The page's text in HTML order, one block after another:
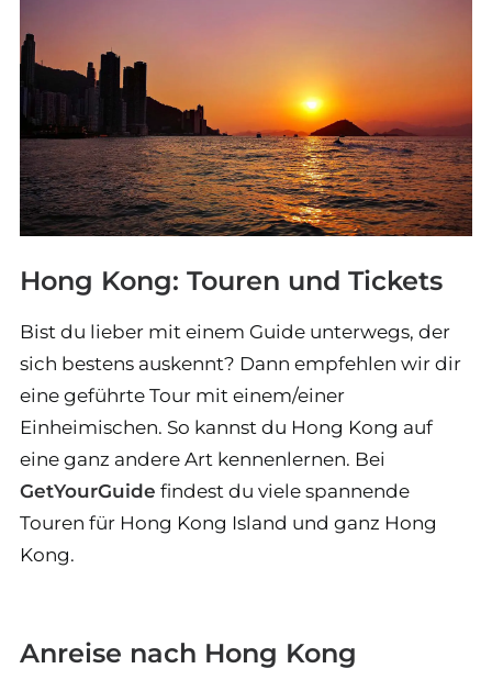
Hong Kong: Touren und Tickets
Bist du lieber mit einem Guide unterwegs, der
sich bestens auskennt? Dann empfehlen wir dir
eine geführte Tour mit einem/einer
Einheimischen. So kannst du Hong Kong auf
eine ganz andere Art kennenlernen. Bei
GetYourGuide findest du viele spannende
Touren für Hong Kong Island und ganz Hong
Kong.
Anreise nach Hong Kong